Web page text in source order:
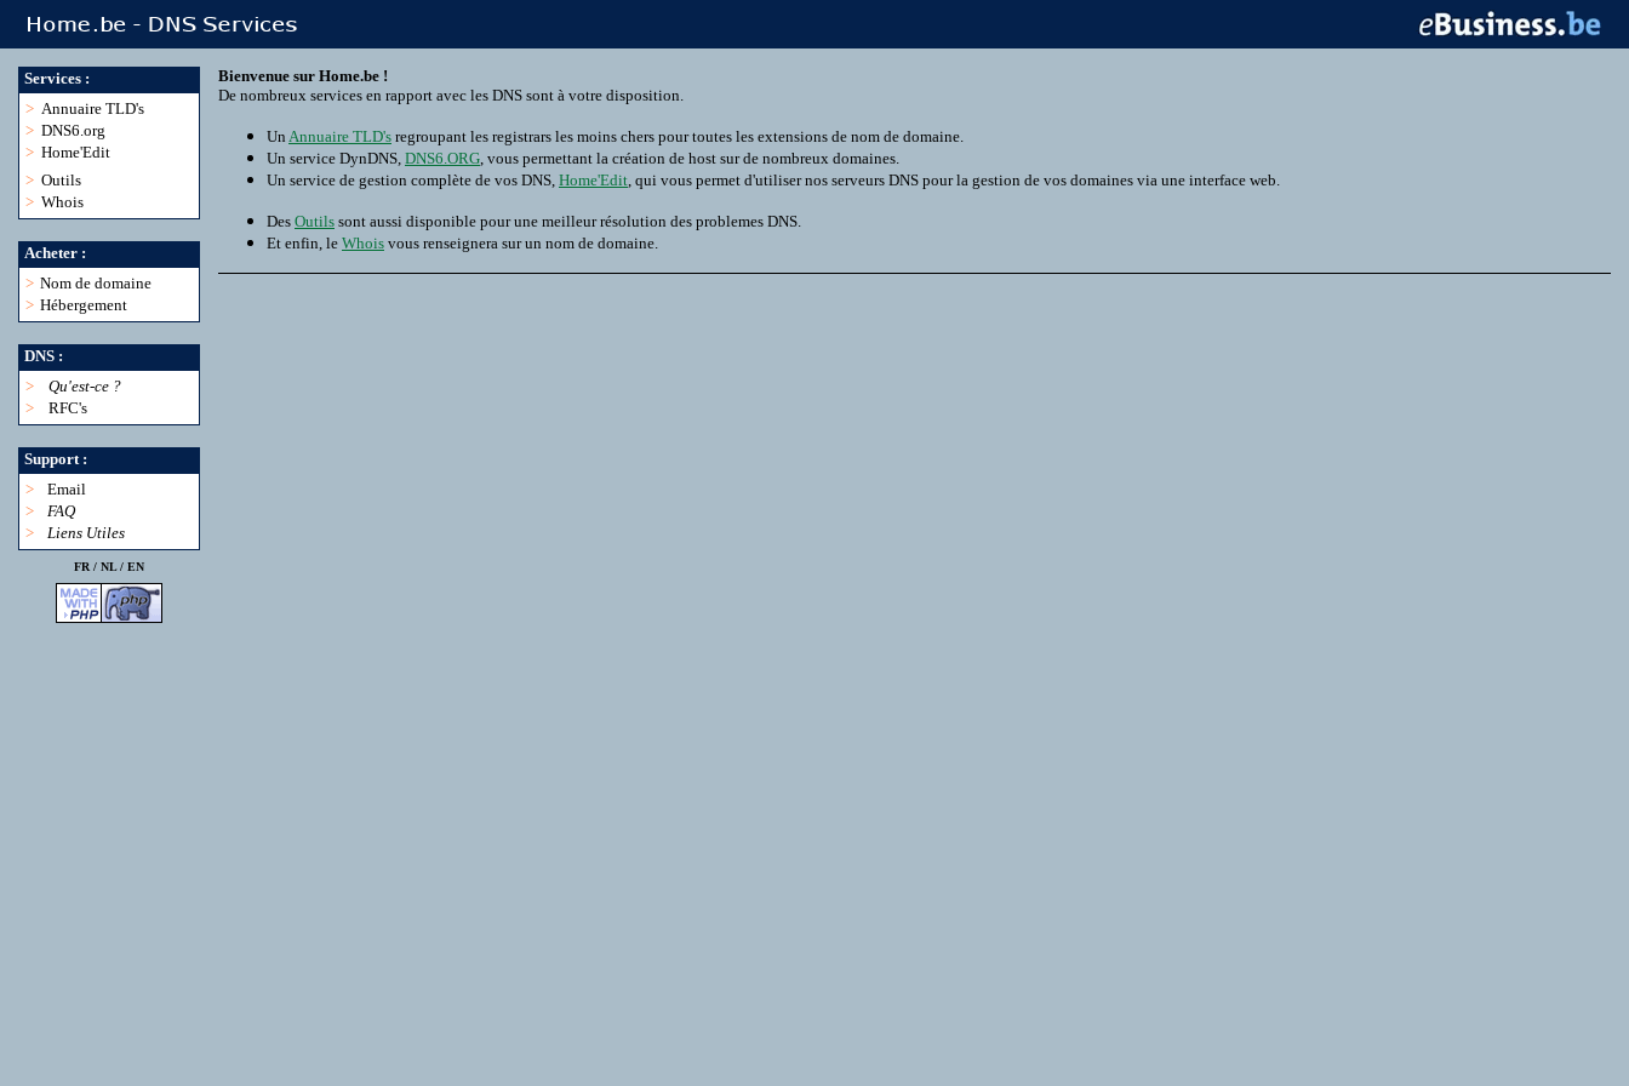
Services :
> Annuaire TLD's
> DNS6.org
> Home'Edit
> Outils
> Whois
Acheter :
> Nom de domaine
> Hébergement
DNS :
>
Qu'est-ce ?
>
RFC's
Support :
>
Email
>
FAQ
>
Liens Utiles
FR / NL/ EN
Bienvenue sur Home.be !
De nombreux services en rapport avec les DNS sont à votre disposition.
Un Annuaire TLD's regroupant les registrars les moins chers pour toutes les extensions de nom de domaine.
Un service DynDNS, DNS6.ORG, vous permettant la création de host sur de nombreux domaines.
Un service de gestion complète de vos DNS, Home'Edit, qui vous permet d'utiliser nos serveurs DNS pour la gestion de vos domaines via une interface web.
Des Outils sont aussi disponible pour une meilleur résolution des problemes DNS.
Et enfin, le Whois vous renseignera sur un nom de domaine.